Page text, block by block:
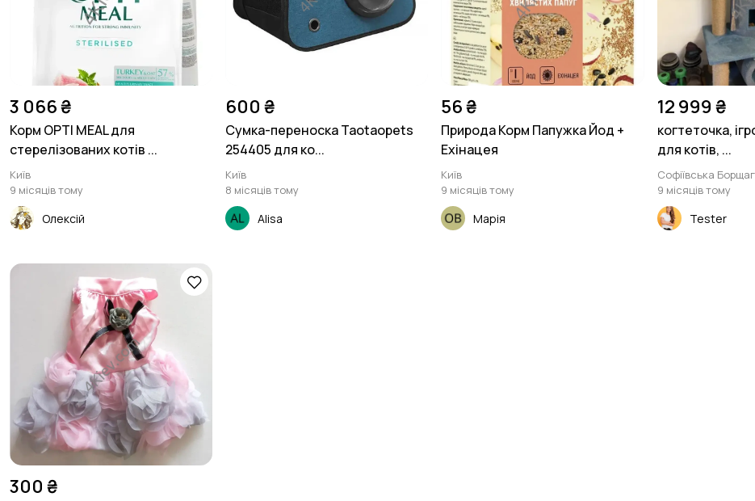
3 066 ₴
Корм OPTI MEAL для
стерелізованих котів ...
Київ
9 місяців тому
Олексій
600 ₴
Сумка-переноска Taotaopets
254405 для ко...
Київ
8 місяців тому
Alisa
56 ₴
Природа Корм Папужка Йод +
Ехінацея
Київ
9 місяців тому
Марія
12 999 ₴
когтеточка,
для котів, ...
Софіївська
9 місяців тому
Tester
300 ₴